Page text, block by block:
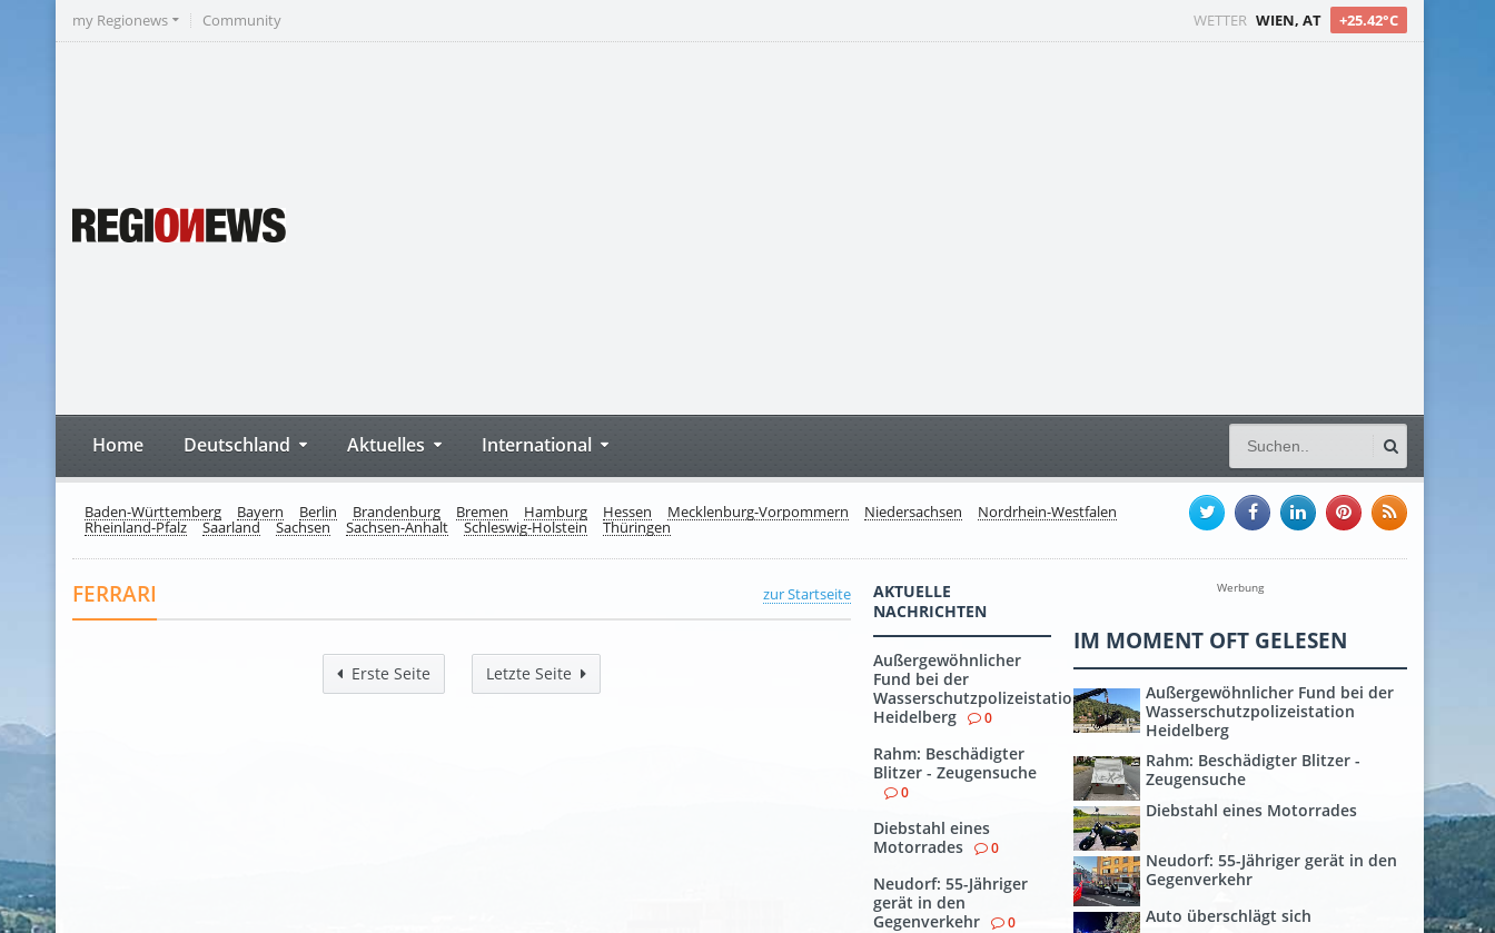
WETTER WIEN, AT +25.42°C
my Regionews Community
Home Deutschland Aktuelles International
Baden-Württemberg Bayern Berlin Brandenburg Bremen Hamburg Hessen Mecklenburg-Vorpommern Niedersachsen Nordrhein-Westfalen
Rheinland-Pfalz Saarland Sachsen Sachsen-Anhalt Schleswig-Holstein Thüringen
zur Startseite
FERRARI
Erste Seite Letzte Seite
AKTUELLE
NACHRICHTEN
Außergewöhnlicher
Fund bei der
Wasserschutzpolizeistation
Heidelberg
0
Rahm: Beschädigter
Blitzer - Zeugensuche
0
Diebstahl eines
Motorrades
0
Neudorf: 55-Jähriger
gerät in den
Gegenverkehr
0
Werbung
IM MOMENT OFT GELESEN
Außergewöhnlicher Fund bei der
Wasserschutzpolizeistation
Heidelberg
Rahm: Beschädigter Blitzer -
Zeugensuche
Diebstahl eines Motorrades
Neudorf: 55-Jähriger gerät in den
Gegenverkehr
Auto überschlägt sich